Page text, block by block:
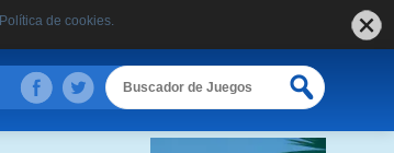
Política de cookies.